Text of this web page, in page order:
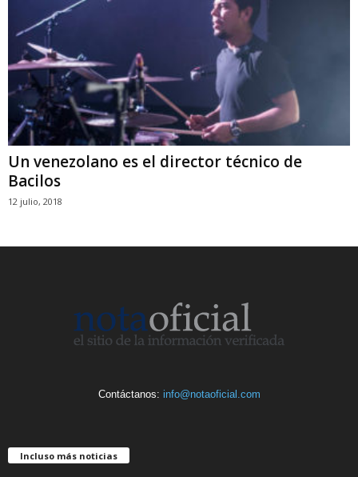
Un venezolano es el director técnico de
Bacilos
12 julio, 2018
Contáctanos: info@notaoficial.com
Incluso más noticias